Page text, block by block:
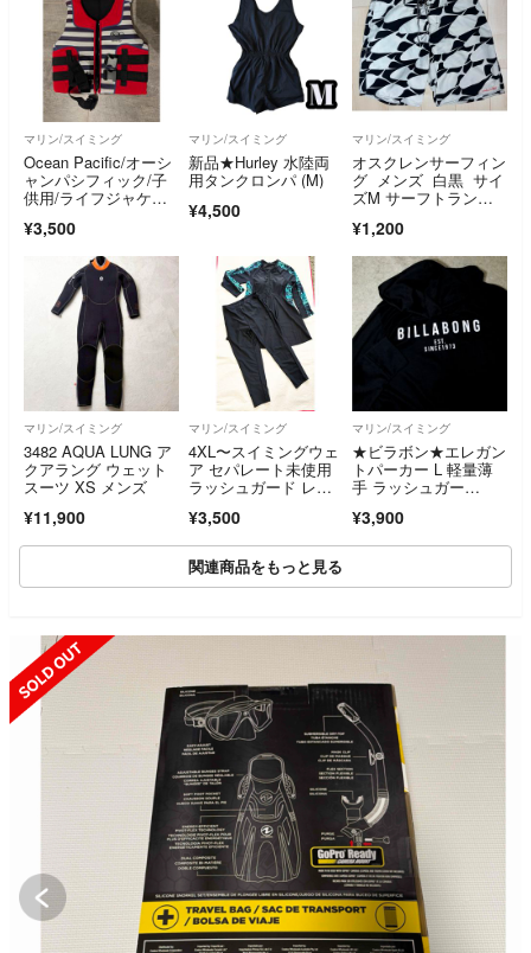
マリン/スイミング
Ocean Pacific/オーシ
ャンパシフィック/子
供用/ライフジャケッ
スト/川/海/キャンプ/
アウトドア
¥3,500
マリン/スイミング
新品★Hurley 水陸両
用タンクロンパ (M)
¥4,500
マリン/スイミング
オスクレンサーフィン
グ メンズ 白黒 サイ
ズM サーフトランク
¥1,200
マリン/スイミング
3482 AQUA LUNG ア
クアラング ウェット
スーツ XS メンズ
¥11,900
マリン/スイミング
4XL〜スイミングウェ
ア セパレート未使用
ラッシュガード レギ
パレート 大きいサイ
ズ
¥3,500
マリン/スイミング
★ビラボン★エレガン
トパーカー L 軽量薄
手 ラッシュガー
ABONG ブラック 羽
織り UV機能付き
¥3,900
関連商品をもっと見る